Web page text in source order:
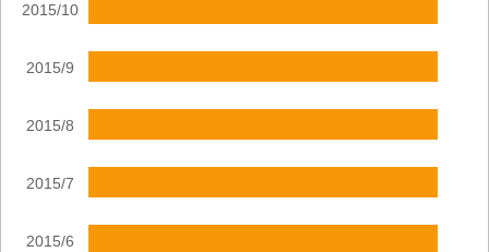
2015/10
2015/9
2015/8
2015/7
2015/6